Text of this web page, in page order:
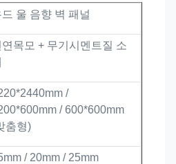
드 울 음향 벽 패널
연목모 + 무기시멘트질 소
/
/ 600*600mm
춤형)
/ 20mm / 25mm